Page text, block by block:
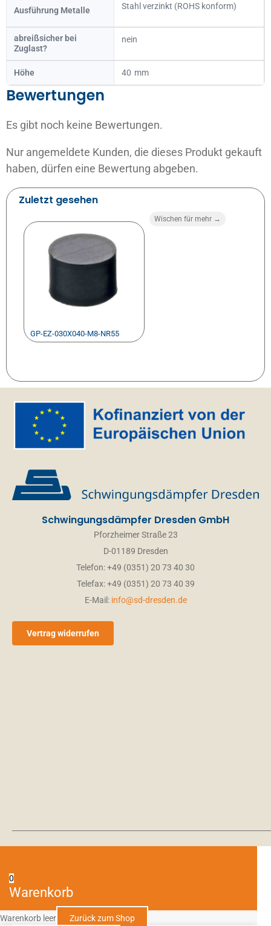
Ausführung Metalle Stahl verzinkt (ROHS konform)
abreißsicher bei
Zuglast?
nein
Höhe 40
Bewertungen
Es gibt noch keine Bewertungen.
Nur angemeldete Kunden, die dieses Produkt gekauft
haben, dürfen eine Bewertung abgeben.
Zuletzt gesehen
Wischen für mehr →
GP-EZ-030X040-M8-NR55
Schwingungsdämpfer Dresden GmbH
Pforzheimer Straße 23
D-01189 Dresden
Telefon: +49 (0351) 20 73 40 30
Telefax: +49 (0351) 20 73 40 39
E-Mail: info@sd-dresden.de
Vertrag widerrufen
0
Warenkorb
Warenkorb leer Zurück zum Shop